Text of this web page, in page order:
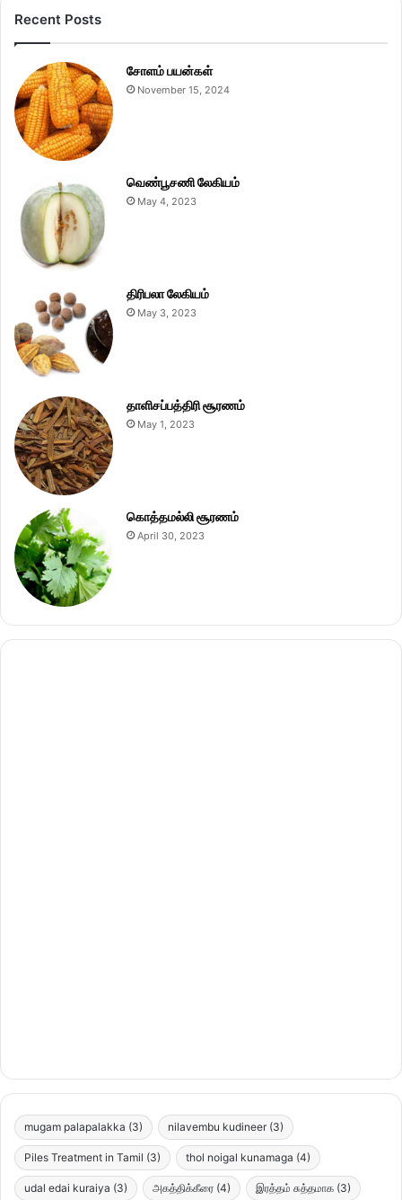
Recent Posts
சோளம் பயன்கள்
November 15, 2024
வெண்பூசணி லேகியம்
May 4, 2023
திரிபலா லேகியம்
May 3, 2023
தாளிசப்பத்திரி சூரணம்
May 1, 2023
கொத்தமல்லி சூரணம்
April 30, 2023
mugam palapalakka (3) nilavembu kudineer (3)
Piles Treatment in Tamil (3) thol noigal kunamaga (4)
udal edai kuraiya (3) அகத்திக்கீரை (4) இரத்தம் சுத்தமாக (3)